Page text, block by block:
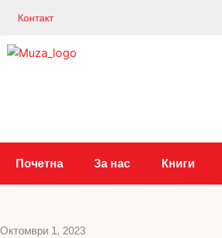
Контакт
Почетна За нас Книги
Октомври 1, 2023